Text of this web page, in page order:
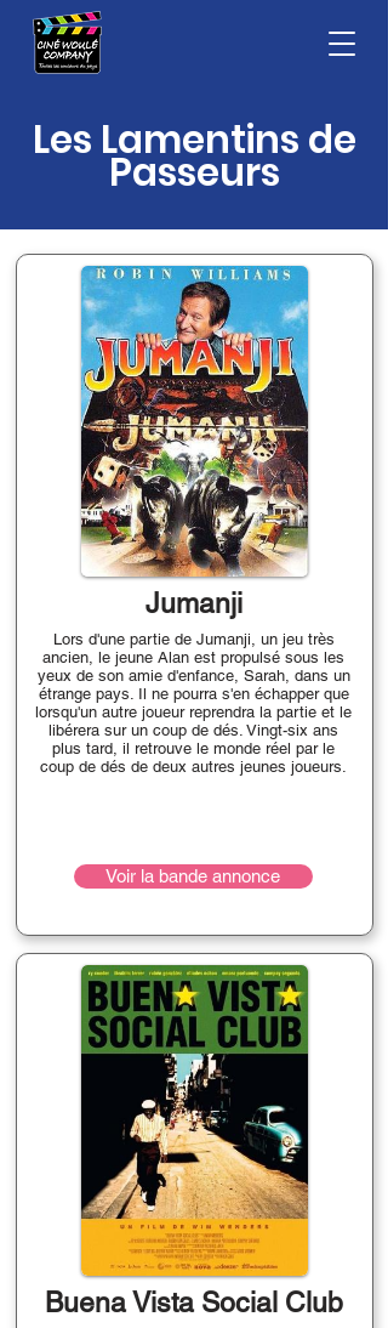
Les Lamentins de
Passeurs
Jumanji
Lors d'une partie de Jumanji, un jeu très
ancien, le jeune Alan est propulsé sous les
yeux de son amie d'enfance, Sarah, dans un
étrange pays. Il ne pourra s'en échapper que
lorsqu'un autre joueur reprendra la partie et le
libérera sur un coup de dés. Vingt-six ans
plus tard, il retrouve le monde réel par le
coup de dés de deux autres jeunes joueurs.
Voir la bande annonce
Buena Vista Social Club